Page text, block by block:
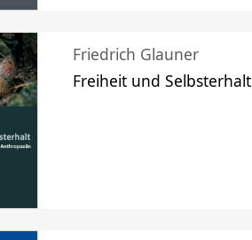
Friedrich Glauner
Freiheit und Selbsterhalt